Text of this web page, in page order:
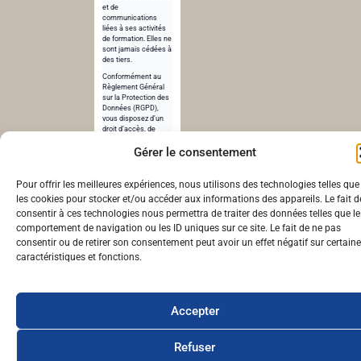
Gérer le consentement
Pour offrir les meilleures expériences, nous utilisons des technologies telles que
les cookies pour stocker et/ou accéder aux informations des appareils. Le fait
consentir à ces technologies nous permettra de traiter des données telles que le
comportement de navigation ou les ID uniques sur ce site. Le fait de ne pas
consentir ou de retirer son consentement peut avoir un effet négatif sur
caractéristiques et fonctions.
Accepter
Refuser
et de
communications
liées à ses activités
de formation. Elles ne
sont jamais cédées à
des tiers.
Conformément au
Règlement Général
sur la Protection des
Données (RGPD),
vous disposez d’un
droit d’accès, de
suppression de vos
consultez notre
politique de
confidentialité
© cheunapan.fr – Réalisé par cheunapan.fr | 2024